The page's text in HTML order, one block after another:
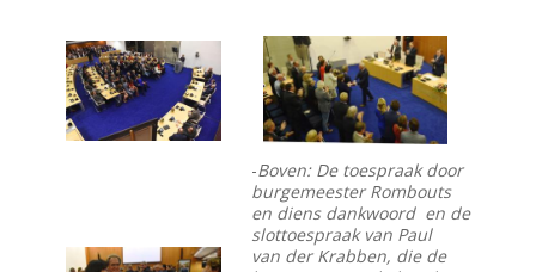
-Boven: De toespraak door
burgemeester Rombouts
en diens dankwoord en de
slottoespraak van Paul
van der Krabben, die de